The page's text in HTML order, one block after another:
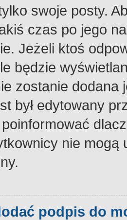
swoje posty.
czas po jego
Jeżeli ktoś
będzie
zostanie dodana
był edytowany
nie
podpis do